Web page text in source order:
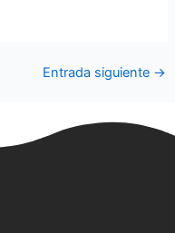
Entrada siguiente →